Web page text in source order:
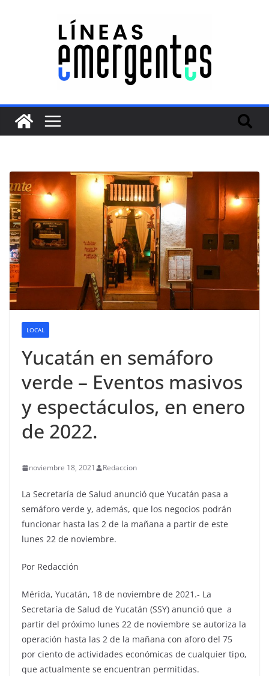
LOCAL
Yucatán en semáforo
verde – Eventos masivos
y espectáculos, en enero
de 2022.
noviembre 18, 2021 Redaccion
La Secretaría de Salud anunció que Yucatán pasa a
semáforo verde y, además, que los negocios podrán
funcionar hasta las 2 de la mañana a partir de este
lunes 22 de noviembre.
Por Redacción
Mérida, Yucatán, 18 de noviembre de 2021.- La
Secretaría de Salud de Yucatán (SSY) anunció que a
partir del próximo lunes 22 de noviembre se autoriza la
operación hasta las 2 de la mañana con aforo del 75
por ciento de actividades económicas de cualquier tipo,
que actualmente se encuentran permitidas.